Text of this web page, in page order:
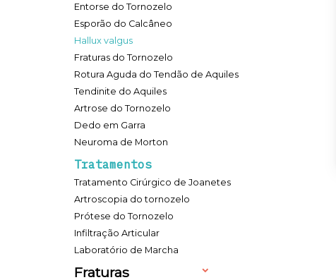
Entorse do Tornozelo
Esporão do Calcâneo
Hallux valgus
Fraturas do Tornozelo
Rotura Aguda do Tendão de Aquiles
Tendinite do Aquiles
Artrose do Tornozelo
Dedo em Garra
Neuroma de Morton
Tratamentos
Tratamento Cirúrgico de Joanetes
Artroscopia do tornozelo
Prótese do Tornozelo
Infiltração Articular
Laboratório de Marcha
Fraturas